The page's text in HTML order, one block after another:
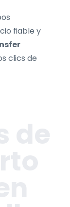
fiable y
clics de